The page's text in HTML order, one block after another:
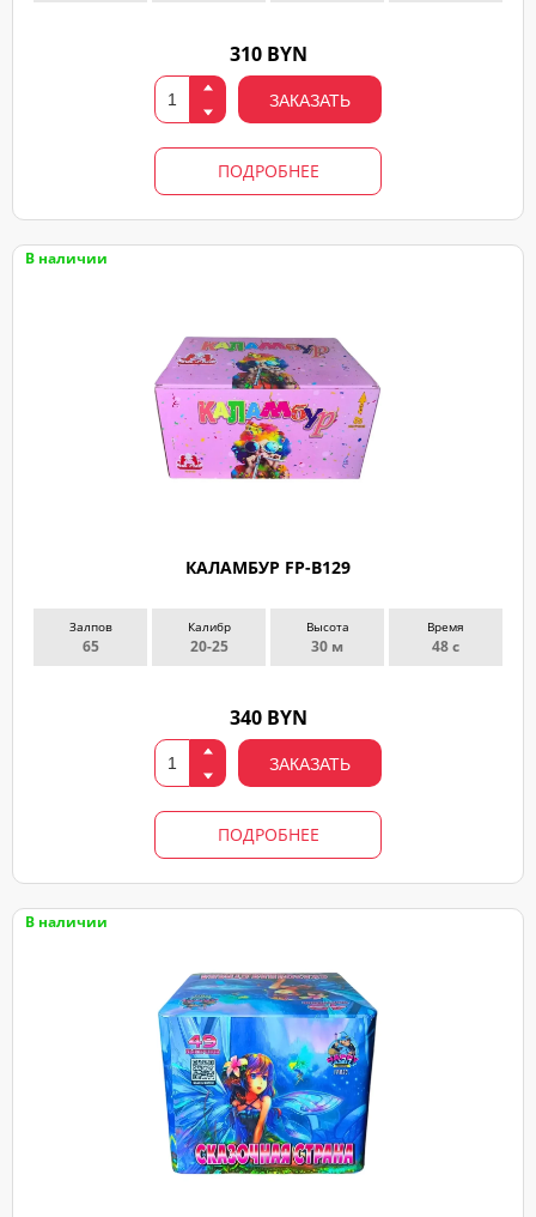
310 BYN
ЗАКАЗАТЬ
ПОДРОБНЕЕ
В наличии
КАЛАМБУР FP-B129
Залпов
65
Калибр
20-25
Высота
30 м
Время
48 с
340 BYN
ЗАКАЗАТЬ
ПОДРОБНЕЕ
В наличии